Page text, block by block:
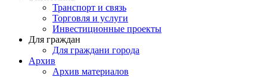
Транспорт и связь
Торговля и услуги
Инвестиционные проекты
Для граждан
Для граждани города
Архив
Архив материалов